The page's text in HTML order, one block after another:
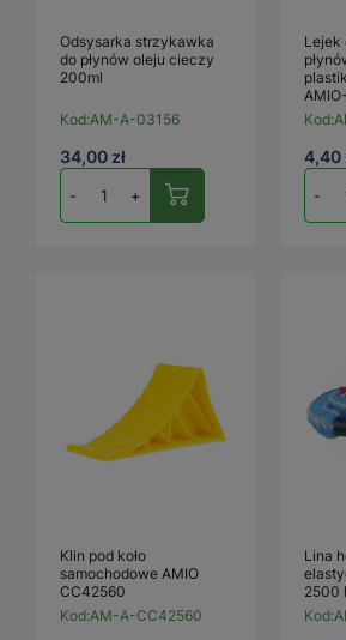
Odsysarka strzykawka
do płynów oleju cieczy
200ml
Kod:AM-A-03156
34,00 zł
- +
Lejek
Kod:
4,40
-
Klin pod koło
samochodowe AMIO
CC42560
Kod:AM-A-CC42560
Lina
2500
Kod: